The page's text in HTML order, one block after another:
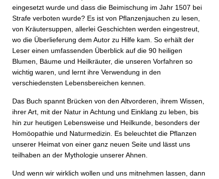
eingesetzt wurde und dass die Beimischung im Jahr 1507 bei
Strafe verboten wurde? Es ist von Pflanzenjauchen zu lesen,
von Kräutersuppen, allerlei Geschichten werden eingestreut,
wo die Überlieferung dem Autor zu Hilfe kam. So erhält der
Leser einen umfassenden Überblick auf die 90 heiligen
Blumen, Bäume und Heilkräuter, die unseren Vorfahren so
wichtig waren, und lernt ihre Verwendung in den
verschiedensten Lebensbereichen kennen.
Das Buch spannt Brücken von den Altvorderen, ihrem Wissen,
ihrer Art, mit der Natur in Achtung und Einklang zu leben, bis
hin zur heutigen Lebensweise und Heilkunde, besonders der
Homöopathie und Naturmedizin. Es beleuchtet die Pflanzen
unserer Heimat von einer ganz neuen Seite und lässt uns
teilhaben an der Mythologie unserer Ahnen.
Und wenn wir wirklich wollen und uns mitnehmen lassen, dann